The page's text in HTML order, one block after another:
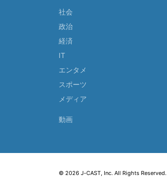
社会
政治
経済
IT
エンタメ
スポーツ
メディア
動画
© 2026 J-CAST, Inc. All Rights Reserved.